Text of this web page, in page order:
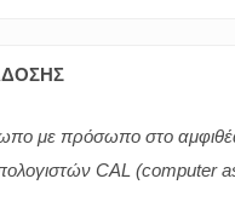
με πρόσωπο στο
CAL (computer